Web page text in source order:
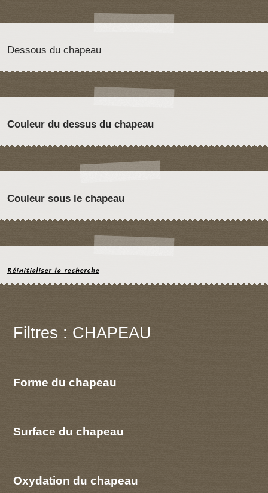
Dessous du chapeau
Couleur du dessus du chapeau
Couleur sous le chapeau
Réinitialiser la recherche
Filtres : CHAPEAU
Forme du chapeau
Surface du chapeau
Oxydation du chapeau